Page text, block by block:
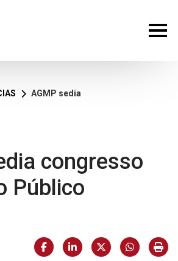
AGMP sedia congresso de Direito Público
congresso
Público
FacebookLinkedInX (formerly